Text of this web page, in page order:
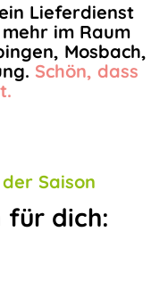
Lieferdienst
im Raum
Mosbach,
Schön, dass
Saison
für dich: